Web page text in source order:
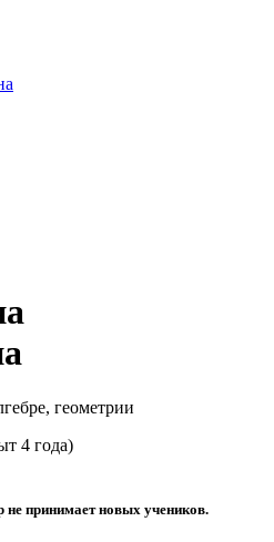
геометрии
4 года)
не принимает новых учеников.